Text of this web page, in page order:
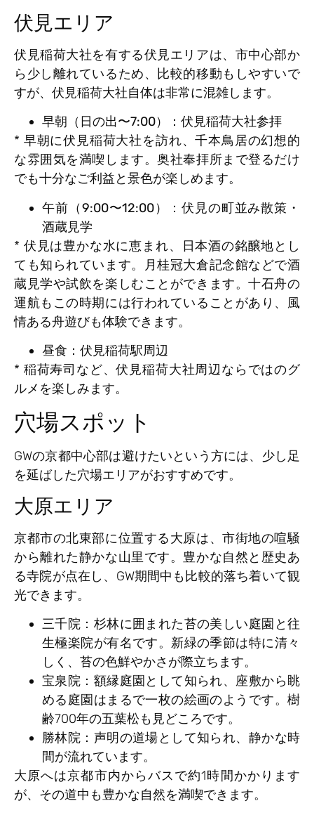
伏見エリア
伏見稲荷大社を有する伏見エリアは、市中心部か
ら少し離れているため、比較的移動もしやすいで
すが、伏見稲荷大社自体は非常に混雑します。
早朝（日の出〜7:00）：伏見稲荷大社参拝
* 早朝に伏見稲荷大社を訪れ、千本鳥居の幻想的
な雰囲気を満喫します。奥社奉拝所まで登るだけ
でも十分なご利益と景色が楽しめます。
午前（9:00〜12:00）：伏見の町並み散策・
酒蔵見学
* 伏見は豊かな水に恵まれ、日本酒の銘醸地とし
ても知られています。月桂冠大倉記念館などで酒
蔵見学や試飲を楽しむことができます。十石舟の
運航もこの時期には行われていることがあり、風
情ある舟遊びも体験できます。
昼食：伏見稲荷駅周辺
* 稲荷寿司など、伏見稲荷大社周辺ならではのグ
ルメを楽しみます。
穴場スポット
GWの京都中心部は避けたいという方には、少し足
を延ばした穴場エリアがおすすめです。
大原エリア
京都市の北東部に位置する大原は、市街地の喧騒
から離れた静かな山里です。豊かな自然と歴史あ
る寺院が点在し、GW期間中も比較的落ち着いて観
光できます。
三千院 ：杉林に囲まれた苔の美しい庭園と往
生極楽院が有名です。新緑の季節は特に清々
しく、苔の色鮮やかさが際立ちます。
宝泉院 ：額縁庭園として知られ、座敷から眺
める庭園はまるで一枚の絵画のようです。樹
齢700年の五葉松も見どころです。
勝林院 ：声明の道場として知られ、静かな時
間が流れています。
大原へは京都市内からバスで約1時間かかります
が、その道中も豊かな自然を満喫できます。